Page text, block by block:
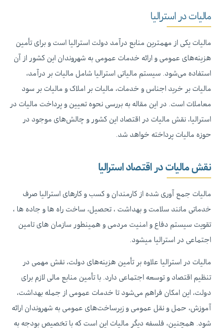
مالیات در استرالیا
مالیات یکی از مهمترین منابع درآمد دولت استرالیا است و برای تأمین
هزینه‌های عمومی و ارائه خدمات عمومی به شهروندان این کشور از آن
استفاده می‌شود. سیستم مالیاتی استرالیا شامل مالیات بر درآمد،
مالیات بر خرید اجناس و خدمات، مالیات بر املاک و مالیات بر سود
معاملات است. در این مقاله به بررسی نحوه تعیین و پرداخت مالیات در
استرالیا، نقش مالیات در اقتصاد این کشور و چالش‌های موجود در
حوزه مالیات پرداخته خواهد شد.
نقش مالیات در اقتصاد استرالیا
مالیات جمع آوری شده از کارمندان و کسب و کارهای استرالیا صرف
خدماتی مانند سلامت و بهداشت ، تحصیل، ساخت راه ها و جاده ها ،
تقویت سیستم دفاع و امنیت مردمی و همینطور سازمان های تامین
اجتماعی در استرالیا میشود.
مالیات در استرالیا علاوه بر تأمین هزینه‌های دولت، نقش مهمی در
تنظیم اقتصاد و توسعه اجتماعی دارد. با تأمین منابع مالی لازم برای
دولت، این امکان فراهم می‌شود تا خدمات عمومی از جمله بهداشت،
آموزش، حمل و نقل عمومی و زیرساخت‌های عمومی به شهروندان ارائه
شود. همچنین، فلسفه دیگر مالیات این است که با تخصیص بودجه به